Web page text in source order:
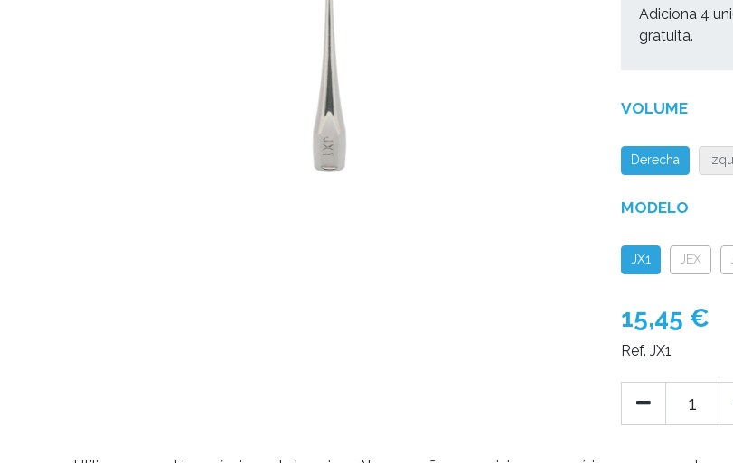
Adiciona 4
gratuita.
VOLUME
Derecha
MODELO
JX1 JEX
15,45 €
Ref. JX1